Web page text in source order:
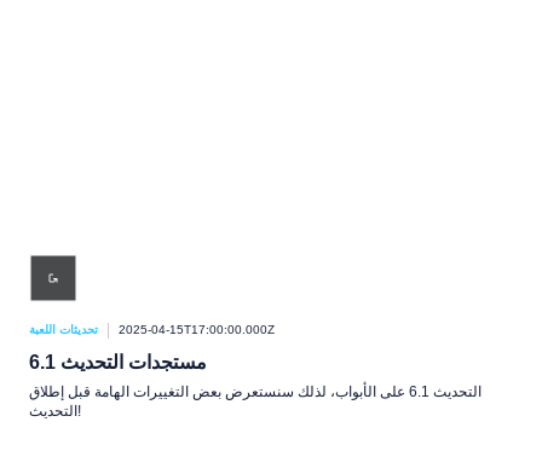
تحديثات اللعبة 2025-04-15T17:00:00.000Z
مستجدات التحديث 6.1
التحديث 6.1 على الأبواب، لذلك سنستعرض بعض التغييرات الهامة قبل إطلاق
التحديث!